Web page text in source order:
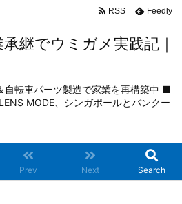
継でウミガメ実践記｜
転車パーツ製造で家業を再構築中 ■
MODE、シンガポールとバンクー
Prev Next Search
RSS Feedly